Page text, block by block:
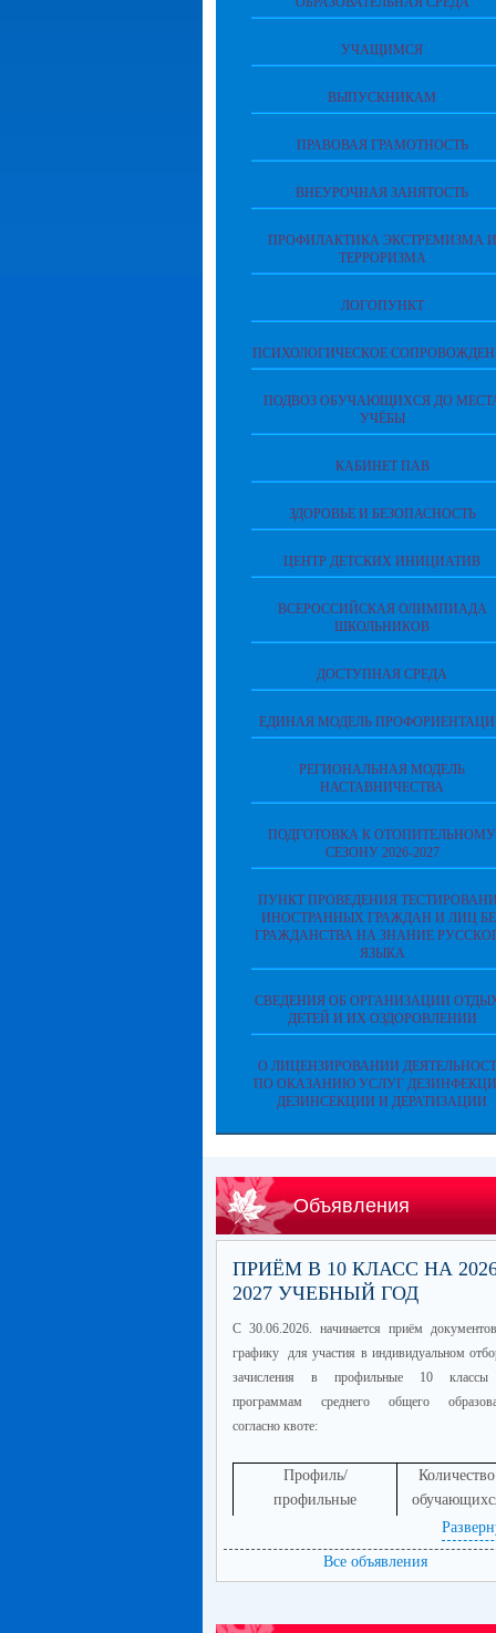
УЧАЩИМСЯ
ВЫПУСКНИКАМ
ПРАВОВАЯ ГРАМОТНОСТЬ
ВНЕУРОЧНАЯ ЗАНЯТОСТЬ
ПРОФИЛАКТИКА ЭКСТРЕМИЗМА И
ТЕРРОРИЗМА
ЛОГОПУНКТ
ПСИХОЛОГИЧЕСКОЕ
ПОДВОЗ ОБУЧАЮЩИХСЯ ДО
УЧЁБЫ
КАБИНЕТ ПАВ
ЗДОРОВЬЕ И БЕЗОПАСНОСТЬ
ЦЕНТР ДЕТСКИХ ИНИЦИАТИВ
ВСЕРОССИЙСКАЯ ОЛИМПИАДА
ШКОЛЬНИКОВ
ДОСТУПНАЯ СРЕДА
ЕДИНАЯ МОДЕЛЬ
РЕГИОНАЛЬНАЯ МОДЕЛЬ
НАСТАВНИЧЕСТВА
ПОДГОТОВКА К ОТОПИТЕЛЬНОМУ
СЕЗОНУ 2026-2027
ПУНКТ ПРОВЕДЕНИЯ
ИНОСТРАННЫХ ГРАЖДАН И ЛИЦ
ГРАЖДАНСТВА НА ЗНАНИЕ
ЯЗЫКА
СВЕДЕНИЯ ОБ ОРГАНИЗАЦИИ
ДЕТЕЙ И ИХ ОЗДОРОВЛЕНИИ
О ЛИЦЕНЗИРОВАНИИ
ПО ОКАЗАНИЮ УСЛУГ
ДЕЗИНСЕКЦИИ И ДЕРАТИЗАЦИИ
Объявления
ПРИЁМ В 10 КЛАСС НА
2027 УЧЕБНЫЙ ГОД
С 30.06.2026. начинается приём
графику для участия в индивидуальном
зачисления в профильные 10
программам среднего общего
согласно квоте:
Профиль/
профильные
Количество
информационно-
профиль/
60
Все объявления